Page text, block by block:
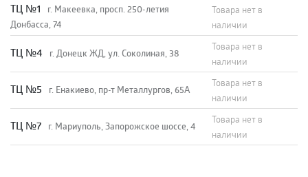
TЦ №1
г. Макеевка, просп. 250-летия
Донбасса, 74
Товара нет в
наличии
TЦ №4 г. Донецк ЖД, ул. Соколиная, 38
Товара нет в
наличии
TЦ №5 г. Енакиево, пр-т Металлургов, 65А
Товара нет в
наличии
ТЦ №7 г. Мариуполь, Запорожское шоссе, 4
Товара нет в
наличии